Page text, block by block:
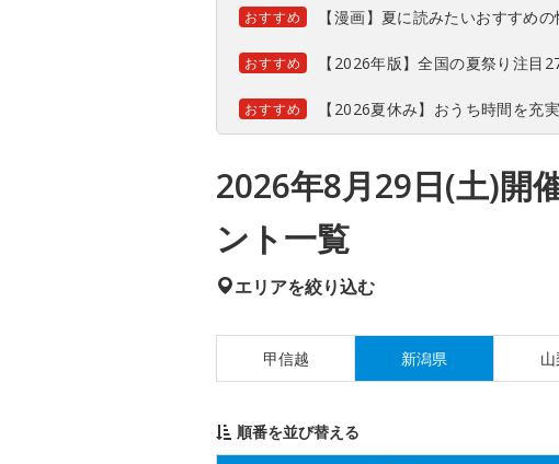
おすすめ 【漫画】夏に読みたいおすすめ
おすすめ 【2026年版】全国の夏祭り注目
おすすめ 【2026夏休み】おうち時間を充
2026年8月29日(土)開
ント一覧
エリアを絞り込む
甲信越 新潟県
順番を並び替える